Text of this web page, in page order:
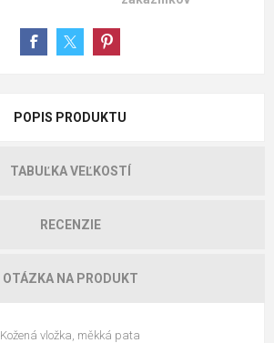
POPIS PRODUKTU
TABUĽKA VEĽKOSTÍ
RECENZIE
OTÁZKA NA PRODUKT
Kožená vložka, měkká pata